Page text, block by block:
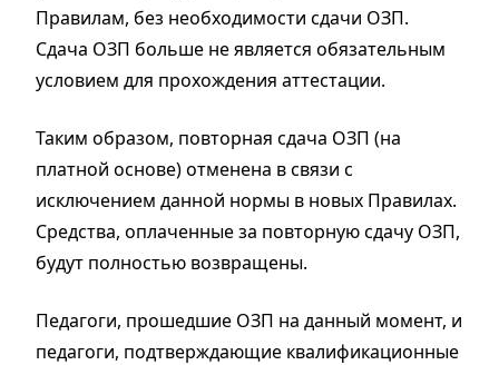
Правилам, без необходимости сдачи ОЗП.
Сдача ОЗП больше не является обязательным
условием для прохождения аттестации.
Таким образом, повторная сдача ОЗП (на
платной основе) отменена в связи с
исключением данной нормы в новых Правилах.
Средства, оплаченные за повторную сдачу ОЗП,
будут полностью возвращены.
Педагоги, прошедшие ОЗП на данный момент, и
педагоги, подтверждающие квалификационные